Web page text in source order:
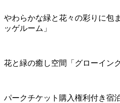
やわらかな緑と花々の彩りに包
ッゲルーム」
花と緑の癒し空間「グローイン
パークチケット購入権利付き宿